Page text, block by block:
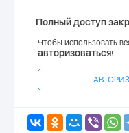
Полный доступ
Чтобы использовать
авторизоваться!